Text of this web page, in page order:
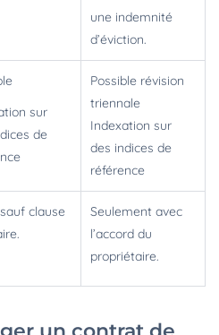
une indemnité
d’éviction.
sur
de
Possible révision
triennale
Indexation sur
des indices de
référence
clause
Seulement avec
l’accord du
propriétaire.